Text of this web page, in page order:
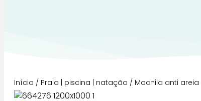
Início / Praia | piscina | natação / Mochila anti areia